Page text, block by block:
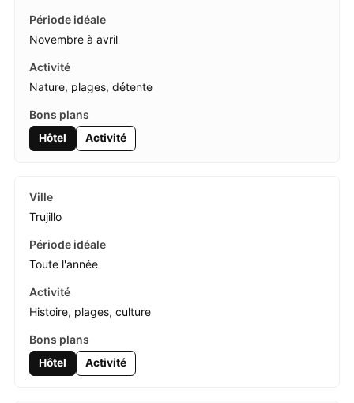
Novembre à avril
Nature, plages, détente
Hôtel Activité
Trujillo
Toute l'année
Histoire, plages, culture
Hôtel Activité